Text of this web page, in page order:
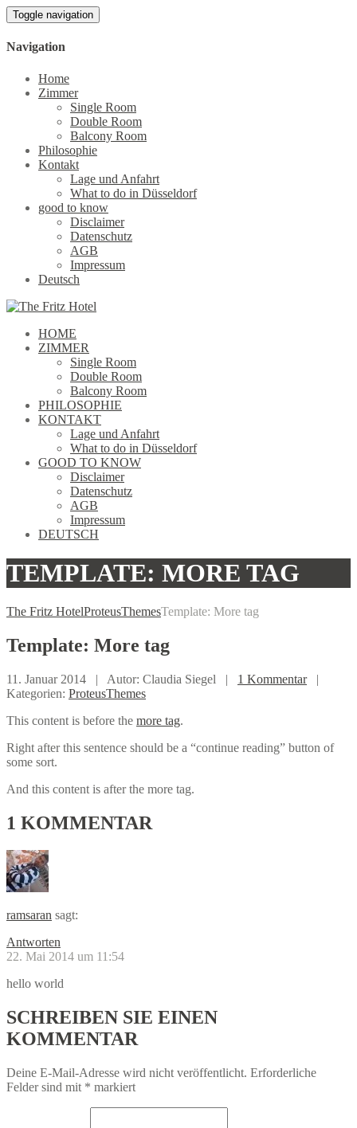
Toggle navigation
Navigation
Home
Zimmer
Single Room
Double Room
Balcony Room
Philosophie
Kontakt
Lage und Anfahrt
What to do in Düsseldorf
good to know
Disclaimer
Datenschutz
AGB
Impressum
Deutsch
HOME
ZIMMER
Single Room
Double Room
Balcony Room
PHILOSOPHIE
KONTAKT
Lage und Anfahrt
What to do in Düsseldorf
GOOD TO KNOW
Disclaimer
Datenschutz
AGB
Impressum
DEUTSCH
TEMPLATE: MORE TAG
The Fritz HotelProteusThemesTemplate: More tag
Template: More tag
11. Januar 2014 | Autor: Claudia Siegel | 1 Kommentar|
Kategorien: ProteusThemes
This content is before the more tag.
Right after this sentence should be a “continue reading” button of
some sort.
And this content is after the more tag.
1 KOMMENTAR
ramsaran sagt:
Antworten
22. Mai 2014 um 11:54
hello world
SCHREIBEN SIE EINEN
KOMMENTAR
Deine E-Mail-Adresse wird nicht veröffentlicht. Erforderliche
Felder sind mit * markiert